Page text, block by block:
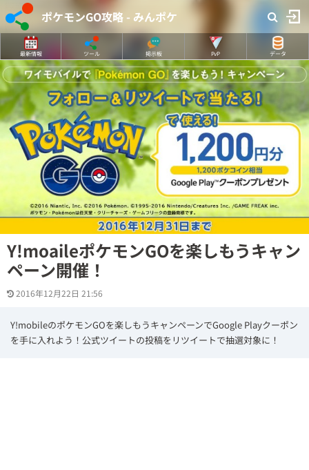
ポケモンGO攻略 - みんポケ
最新情報 ツール 掲示板 PvP データ
Y!moaileポケモンGOを楽しもうキャン
ペーン開催！
2016年12月22日 21:56
Y!mobileのポケモンGOを楽しもうキャンペーンでGoogle Playクーポン
を手に入れよう！公式ツイートの投稿をリツイートで抽選対象に！